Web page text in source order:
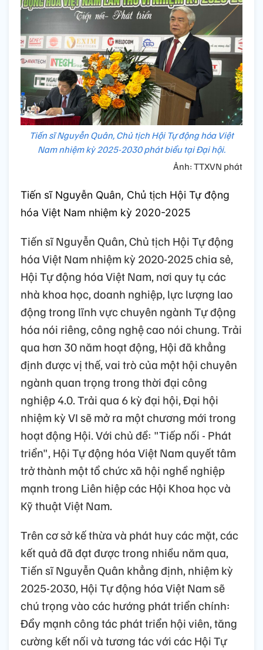
Tiến sĩ Nguyễn Quân, Chủ tịch Hội Tự động hóa Việt
Nam nhiệm kỳ 2025-2030 phát biểu tại Đại hội.
Ảnh: TTXVN phát
Tiến sĩ Nguyễn Quân, Chủ tịch Hội Tự động
hóa Việt Nam nhiệm kỳ 2020-2025
Tiến sĩ Nguyễn Quân, Chủ tịch Hội Tự động
hóa Việt Nam nhiệm kỳ 2020-2025 chia sẻ,
Hội Tự động hóa Việt Nam, nơi quy tụ các
nhà khoa học, doanh nghiệp, lực lượng lao
động trong lĩnh vực chuyên ngành Tự động
hóa nói riêng, công nghệ cao nói chung. Trải
qua hơn 30 năm hoạt động, Hội đã khẳng
định được vị thế, vai trò của một hội chuyên
ngành quan trọng trong thời đại công
nghiệp 4.0. Trải qua 6 kỳ đại hội, Đại hội
nhiệm kỳ VI sẽ mở ra một chương mới trong
hoạt động Hội. Với chủ đề: "Tiếp nối - Phát
triển", Hội Tự động hóa Việt Nam quyết tâm
trở thành một tổ chức xã hội nghề nghiệp
mạnh trong Liên hiệp các Hội Khoa học và
Kỹ thuật Việt Nam.
Trên cơ sở kế thừa và phát huy các mặt, các
kết quả đã đạt được trong nhiều năm qua,
Tiến sĩ Nguyễn Quân khẳng định, nhiệm kỳ
2025-2030, Hội Tự động hóa Việt Nam sẽ
chú trọng vào các hướng phát triển chính:
Đẩy mạnh công tác phát triển hội viên, tăng
cường kết nối và tương tác với các Hội Tự